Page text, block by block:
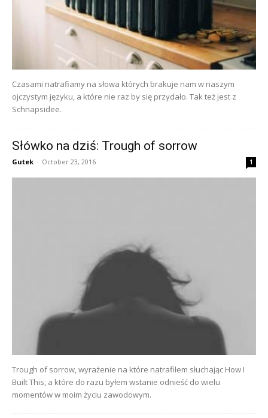
Czasami natrafiamy na słowa których brakuje nam w naszym
ojczystym języku, a które nie raz by się przydało. Tak też jest z
Schnapsidee.
Słówko na dziś: Trough of sorrow
Gutek - October 23, 2016 1
Trough of sorrow, wyrażenie na które natrafiłem słuchając How I
Built This, a które do razu byłem wstanie odnieść do wielu
momentów w moim życiu zawodowym.